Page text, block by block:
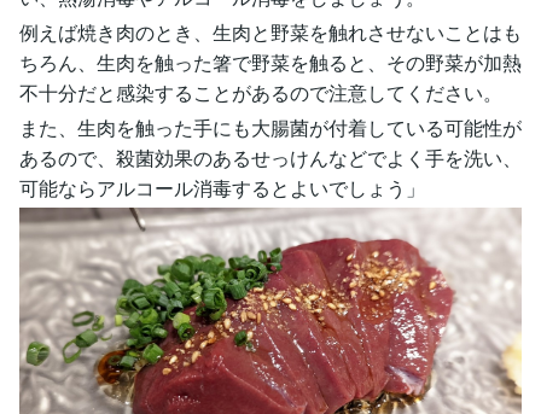
例えば焼き肉のとき、生肉と野菜を触れさせないことはも
ちろん、生肉を触った箸で野菜を触ると、その野菜が加熱
不十分だと感染することがあるので注意してください。
また、生肉を触った手にも大腸菌が付着している可能性が
あるので、殺菌効果のあるせっけんなどでよく手を洗い、
可能ならアルコール消毒するとよいでしょう」